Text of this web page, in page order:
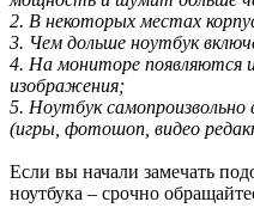
2. В некоторых местах
3. Чем дольше ноутбук
4. На мониторе
изображения;
5. Ноутбук
(игры, фотошоп, видео
Если вы начали замечать
ноутбука – срочно